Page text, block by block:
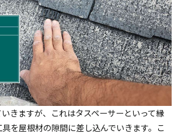
きますが、これはタスペーサーといって縁
を屋根材の隙間に差し込んでいきます。こ